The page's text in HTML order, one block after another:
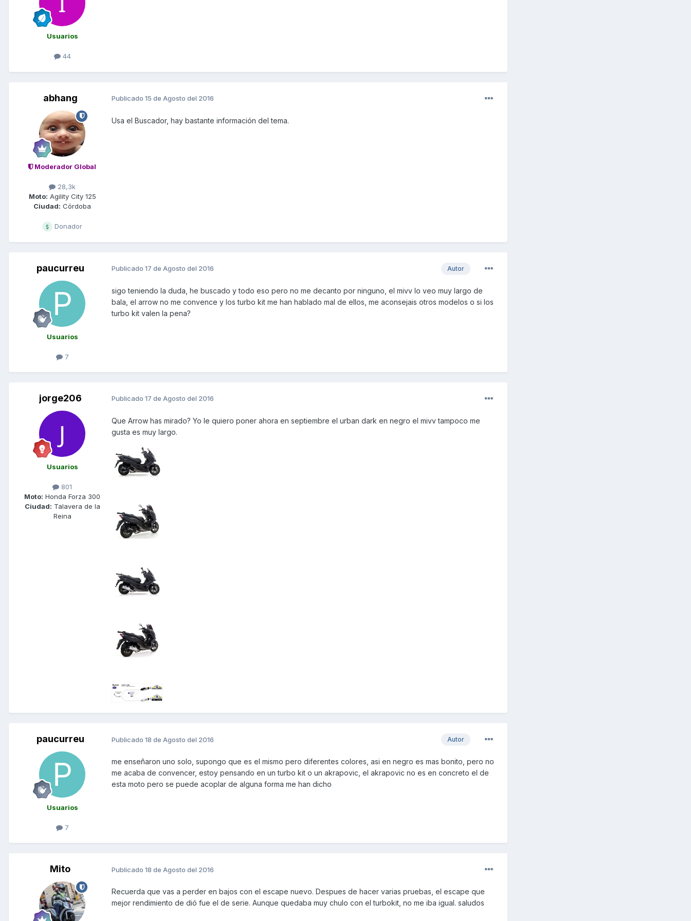
Usuarios
44
abhang
Moderador Global
28,3k
Moto: Agility City 125
Ciudad: Córdoba
Donador
Publicado 15 de Agosto del 2016
Usa el Buscador, hay bastante información del tema.
paucurreu
Usuarios
7
Autor
Publicado 17 de Agosto del 2016
sigo teniendo la duda, he buscado y todo eso pero no me decanto por ninguno, el mivv lo veo muy largo de
bala, el arrow no me convence y los turbo kit me han hablado mal de ellos, me aconsejais otros modelos o si los
turbo kit valen la pena?
jorge206
Usuarios
801
Moto: Honda Forza 300
Ciudad: Talavera de la
Reina
Publicado 17 de Agosto del 2016
Que Arrow has mirado? Yo le quiero poner ahora en septiembre el urban dark en negro el mivv tampoco me
gusta es muy largo.
paucurreu
Usuarios
7
Autor
Publicado 18 de Agosto del 2016
me enseñaron uno solo, supongo que es el mismo pero diferentes colores, asi en negro es mas bonito, pero no
me acaba de convencer, estoy pensando en un turbo kit o un akrapovic, el akrapovic no es en concreto el de
esta moto pero se puede acoplar de alguna forma me han dicho
Mito Publicado 18 de Agosto del 2016
Recuerda que vas a perder en bajos con el escape nuevo. Despues de hacer varias pruebas, el escape que
mejor rendimiento de dió fue el de serie. Aunque quedaba muy chulo con el turbokit, no me iba igual. saludos